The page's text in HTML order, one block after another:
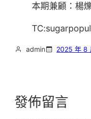
本期兼顧：楊
admin 2025 年 8
發佈留言